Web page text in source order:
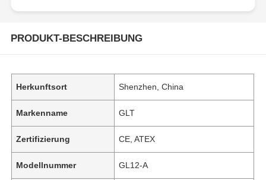
PRODUKT-BESCHREIBUNG
Herkunftsort Shenzhen, China
Markenname GLT
Zertifizierung CE, ATEX
Modellnummer GL12-A